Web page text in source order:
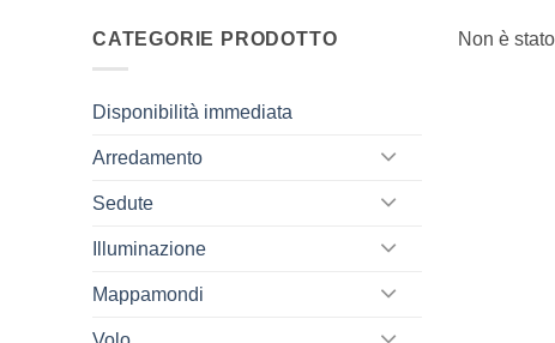
CATEGORIE PRODOTTO
Disponibilità immediata
Arredamento
Sedute
Illuminazione
Mappamondi
Non è